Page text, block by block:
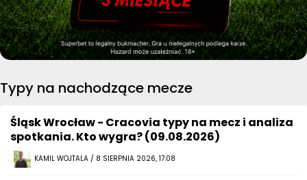
Typy na nachodzące mecze
Śląsk Wrocław - Cracovia typy na mecz i analiza
spotkania. Kto wygra? (09.08.2026)
KAMIL WOJTALA / 8 SIERPNIA 2026, 17:08